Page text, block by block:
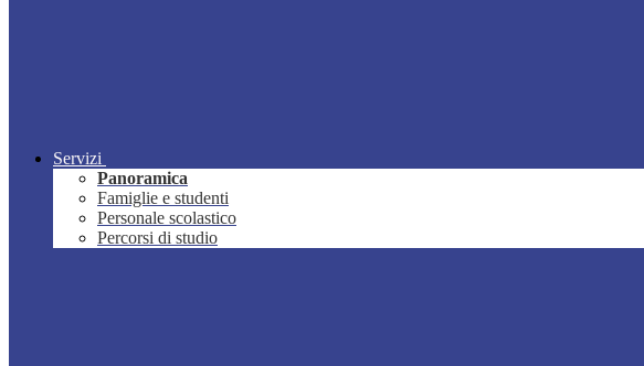
Servizi
Panoramica
Famiglie e studenti
Personale scolastico
Percorsi di studio